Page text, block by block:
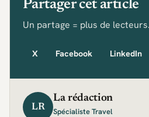
Partager cet article
Un partage = plus de lecteurs.
X Facebook LinkedIn
LR
La rédaction
Spécialiste Travel